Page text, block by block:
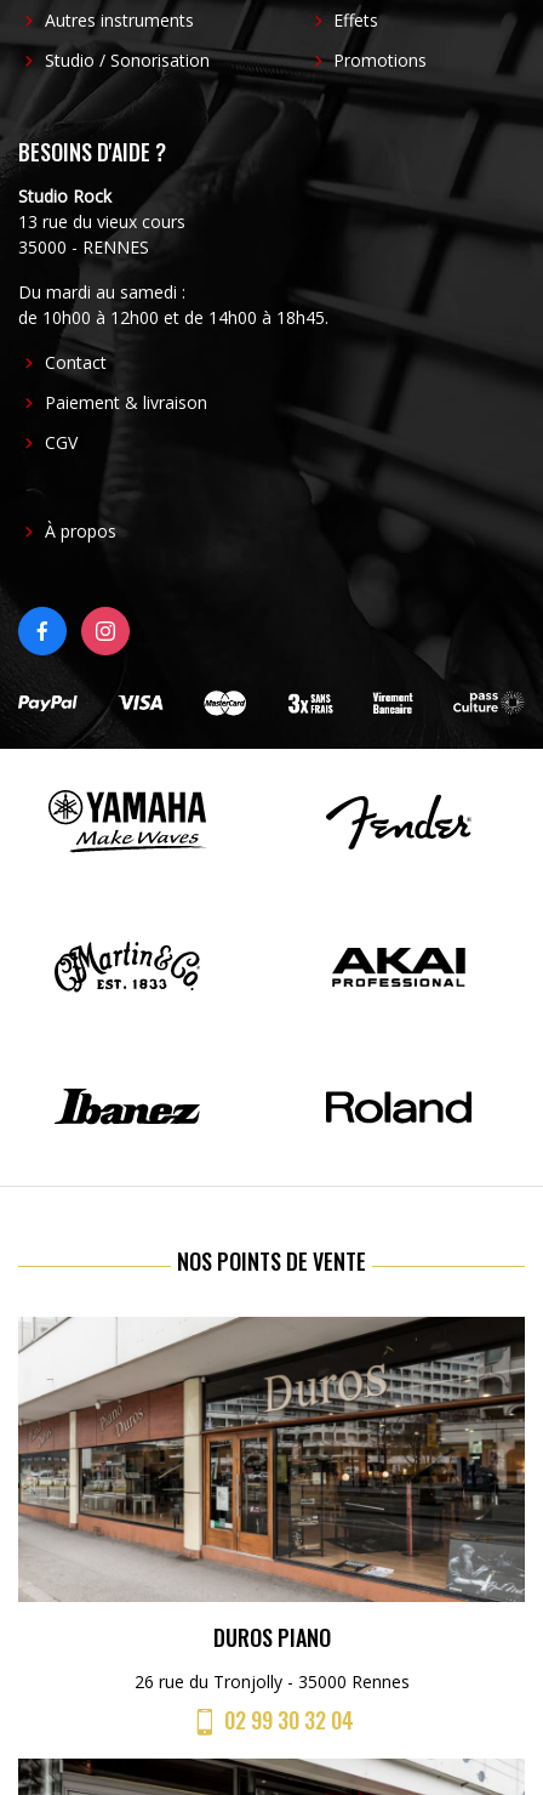
Autres instruments
Studio / Sonorisation
Effets
Promotions
BESOINS D'AIDE ?
Studio Rock
13 rue du vieux cours
35000 - RENNES
Du mardi au samedi :
de 10h00 à 12h00 et de 14h00 à 18h45.
FOOTER
CENTER
Contact
Paiement & livraison
CGV
FOOTER
À propos
FACEBOOKINSTAGRAM
NOS POINTS DE VENTE
DUROS PIANO
26 rue du Tronjolly - 35000 Rennes
02 99 30 32 04